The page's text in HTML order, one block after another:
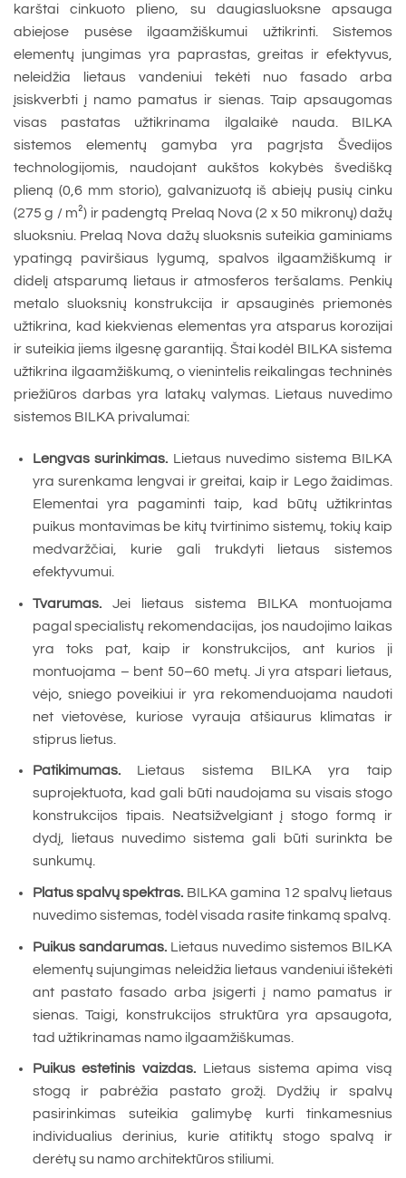
karštai cinkuoto plieno, su daugiasluoksne apsauga
abiejose pusėse ilgaamžiškumui užtikrinti. Sistemos
elementų jungimas yra paprastas, greitas ir efektyvus,
neleidžia lietaus vandeniui tekėti nuo fasado arba
įsiskverbti į namo pamatus ir sienas. Taip apsaugomas
visas pastatas užtikrinama ilgalaikė nauda. BILKA
sistemos elementų gamyba yra pagrįsta Švedijos
technologijomis, naudojant aukštos kokybės švedišką
plieną (0,6 mm storio), galvanizuotą iš abiejų pusių cinku
(275 g / m²) ir padengtą Prelaq Nova (2 x 50 mikronų) dažų
sluoksniu. Prelaq Nova dažų sluoksnis suteikia gaminiams
ypatingą paviršiaus lygumą, spalvos ilgaamžiškumą ir
didelį atsparumą lietaus ir atmosferos teršalams. Penkių
metalo sluoksnių konstrukcija ir apsauginės priemonės
užtikrina, kad kiekvienas elementas yra atsparus korozijai
ir suteikia jiems ilgesnę garantiją. Štai kodėl BILKA sistema
užtikrina ilgaamžiškumą, o vienintelis reikalingas techninės
priežiūros darbas yra latakų valymas. Lietaus nuvedimo
sistemos BILKA privalumai:
Lengvas surinkimas. Lietaus nuvedimo sistema BILKA
yra surenkama lengvai ir greitai, kaip ir Lego žaidimas.
Elementai yra pagaminti taip, kad būtų užtikrintas
puikus montavimas be kitų tvirtinimo sistemų, tokių kaip
medvaržčiai, kurie gali trukdyti lietaus sistemos
efektyvumui.
Tvarumas.Jei lietaus sistema BILKA montuojama
pagal specialistų rekomendacijas, jos naudojimo laikas
yra toks pat, kaip ir konstrukcijos, ant kurios ji
montuojama – bent 50–60 metų. Ji yra atspari lietaus,
vėjo, sniego poveikiui ir yra rekomenduojama naudoti
net vietovėse, kuriose vyrauja atšiaurus klimatas ir
stiprus lietus.
Patikimumas.Lietaus sistema BILKA yra taip
suprojektuota, kad gali būti naudojama su visais stogo
konstrukcijos tipais. Neatsižvelgiant į stogo formą ir
dydį, lietaus nuvedimo sistema gali būti surinkta be
sunkumų.
Platus spalvų spektras. BILKA gamina 12 spalvų lietaus
nuvedimo sistemas, todėl visada rasite tinkamą spalvą.
Puikus sandarumas.Lietaus nuvedimo sistemos BILKA
elementų sujungimas neleidžia lietaus vandeniui ištekėti
ant pastato fasado arba įsigerti į namo pamatus ir
sienas. Taigi, konstrukcijos struktūra yra apsaugota,
tad užtikrinamas namo ilgaamžiškumas.
Puikus estetinis vaizdas. Lietaus sistema apima visą
stogą ir pabrėžia pastato grožį. Dydžių ir spalvų
pasirinkimas suteikia galimybę kurti tinkamesnius
individualius derinius, kurie atitiktų stogo spalvą ir
derėtų su namo architektūros stiliumi.